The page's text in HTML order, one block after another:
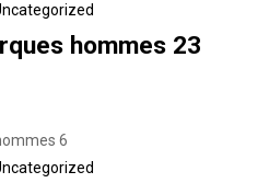
hommes 23